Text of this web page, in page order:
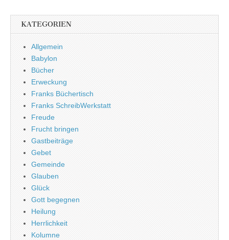
KATEGORIEN
Allgemein
Babylon
Bücher
Erweckung
Franks Büchertisch
Franks SchreibWerkstatt
Freude
Frucht bringen
Gastbeiträge
Gebet
Gemeinde
Glauben
Glück
Gott begegnen
Heilung
Herrlichkeit
Kolumne